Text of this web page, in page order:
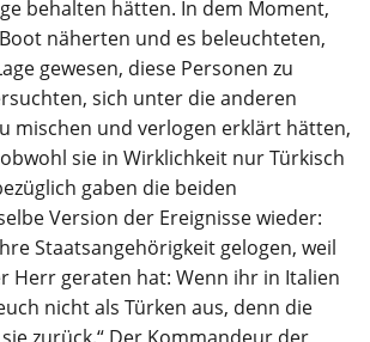
behalten hätten. In dem Moment,
näherten und es beleuchteten,
gewesen, diese Personen zu
sich unter die anderen
mischen und verlogen erklärt hätten,
sie in Wirklichkeit nur Türkisch
gaben die beiden
Version der Ereignisse wieder:
Staatsangehörigkeit gelogen, weil
Herr geraten hat: Wenn ihr in Italien
nicht als Türken aus, denn die